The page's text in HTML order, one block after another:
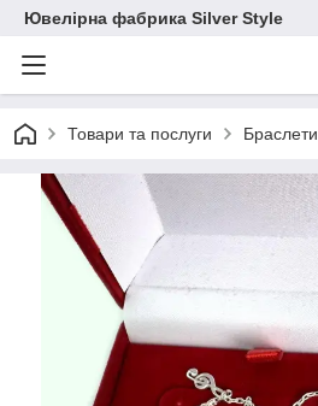
Ювелірна фабрика Silver Style
Товари та послуги Браслети